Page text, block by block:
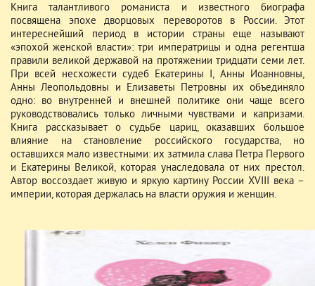
Книга талантливого романиста и известного биографа
посвящена эпохе дворцовых переворотов в России. Этот
интереснейший период в истории страны еще называют
«эпохой женской власти»: три императрицы и одна регентша
правили великой державой на протяжении тридцати семи лет.
При всей несхожести судеб Екатерины I, Анны Иоанновны,
Анны Леопольдовны и Елизаветы Петровны их объединяло
одно: во внутренней и внешней политике они чаще всего
руководствовались только личными чувствами и капризами.
Книга рассказывает о судьбе цариц, оказавших большое
влияние на становление российского государства, но
оставшихся мало известными: их затмила слава Петра Первого
и Екатерины Великой, которая унаследовала от них престол.
Автор воссоздает живую и яркую картину России XVIII века –
империи, которая держалась на власти оружия и женщин.